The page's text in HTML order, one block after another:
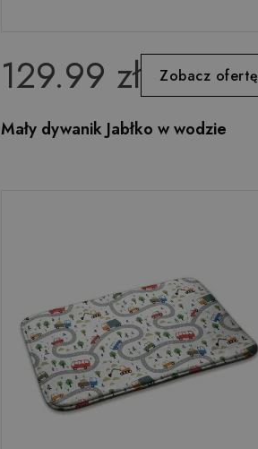
129.99 zł Zobacz ofertę
Mały dywanik Jabłko w wodzie